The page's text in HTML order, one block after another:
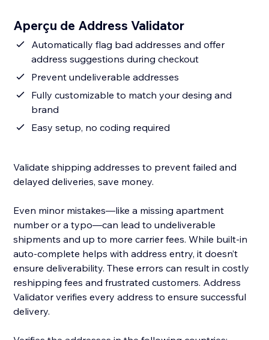
Aperçu de Address Validator
Automatically flag bad addresses and offer
address suggestions during checkout
Prevent undeliverable addresses
Fully customizable to match your desing and
brand
Easy setup, no coding required
Validate shipping addresses to prevent failed and
delayed deliveries, save money.
Even minor mistakes—like a missing apartment
number or a typo—can lead to undeliverable
shipments and up to more carrier fees. While built-in
auto-complete helps with address entry, it doesn’t
ensure deliverability. These errors can result in costly
reshipping fees and frustrated customers. Address
Validator verifies every address to ensure successful
delivery.